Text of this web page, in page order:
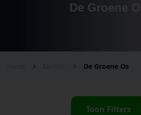
De Groene Os
De Groene Os
Toon Filters